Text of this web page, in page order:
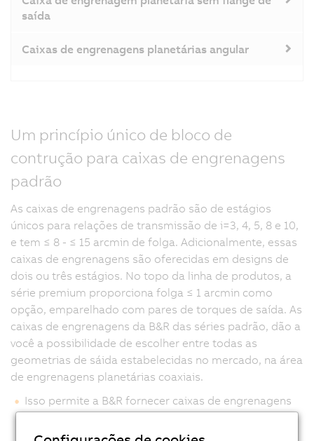
saída
Caixas de engrenagens planetárias angular
Um princípio único de bloco de
contrução para caixas de engrenagens
padrão
As caixas de engrenagens padrão são de estágios
únicos para relações de transmissão de i=3, 4, 5, 8 e 10,
e tem ≤ 8 - ≤ 15 arcmin de folga. Adicionalmente, essas
caixas de engrenagens são oferecidas em designs de
dois ou três estágios. No topo da linha de produtos, a
série premium proporciona folga ≤ 1 arcmin como
opção, emparelhado com pares de torques de saída. As
caixas de engrenagens da B&R das séries padrão, dão a
você a possibilidade de escolher entre todas as
geometrias de sáida estabelecidas no mercado, na área
de engrenagens planetárias coaxiais.
Isso permite a B&R fornecer caixas de engrenagens
para aplicações já existentes, sem ter que fazer
alterações na máquina.